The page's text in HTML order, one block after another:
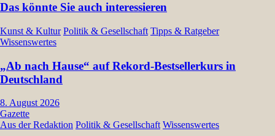
Das könnte Sie auch interessieren
Kunst & Kultur Politik & Gesellschaft Tipps & Ratgeber
Wissenswertes
„Ab nach Hause“ auf Rekord-Bestsellerkurs in
Deutschland
8. August 2026
Gazette
Aus der Redaktion Politik & Gesellschaft Wissenswertes